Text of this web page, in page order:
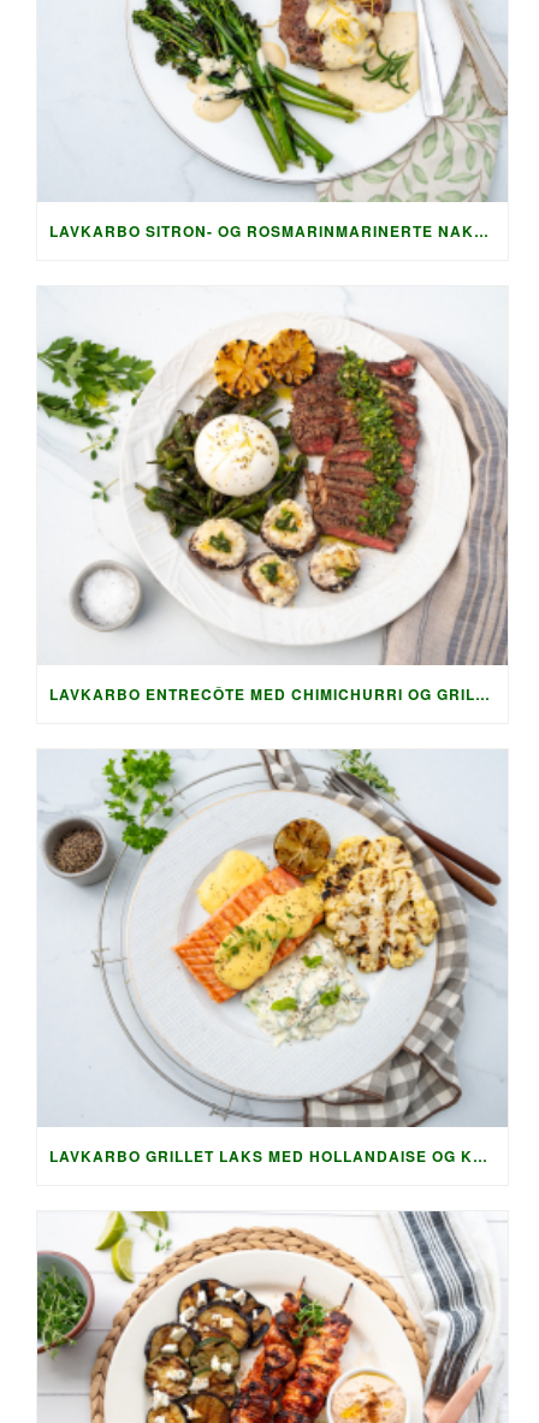
LAVKARBO SITRON- OG ROSMARINMARINERTE NAKKEKOTELETTER MED SPRØ SQUASHRØSTI OG PARMESAN-SAUS
LAVKARBO ENTRECÔTE MED CHIMICHURRI OG GRILLET TILBEHØR
LAVKARBO GRILLET LAKS MED HOLLANDAISE OG KREMET AGURKSALAT